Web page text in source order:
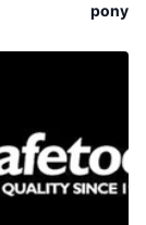
pony